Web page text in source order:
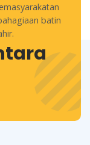
batin